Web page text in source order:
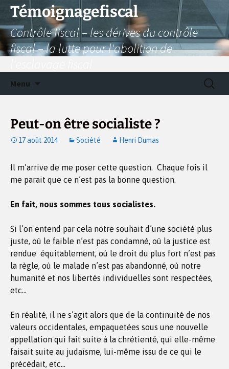
Aller
contenu
Témoignagefiscal
Contrôle fiscal – les dérives du contrôle
fiscal – la lutte pour l'abolition de
Menu
Peut-on être socialiste ?
17 août 2014 Société Henri Dumas
Il m’arrive de me poser cette question. Chaque fois il
me parait que ce n’est pas la bonne question.
En fait, nous sommes tous socialistes.
Si l’on entend par cela notre souhait d’une société plus
juste, où le faible n’est pas condamné, où la justice est
rendue équitablement, où le droit du plus fort n’est pas
la règle, où le malade n’est pas abandonné, où notre
humanité et nos libertés individuelles sont respectées,
etc…
En réalité, il ne s’agit alors que de la continuité de nos
valeurs occidentales, empaquetées sous une nouvelle
appellation qui fait suite à la chrétienté, qui elle-même
faisait suite au judaïsme, lui-même issu de ce qui le
précédait, etc…